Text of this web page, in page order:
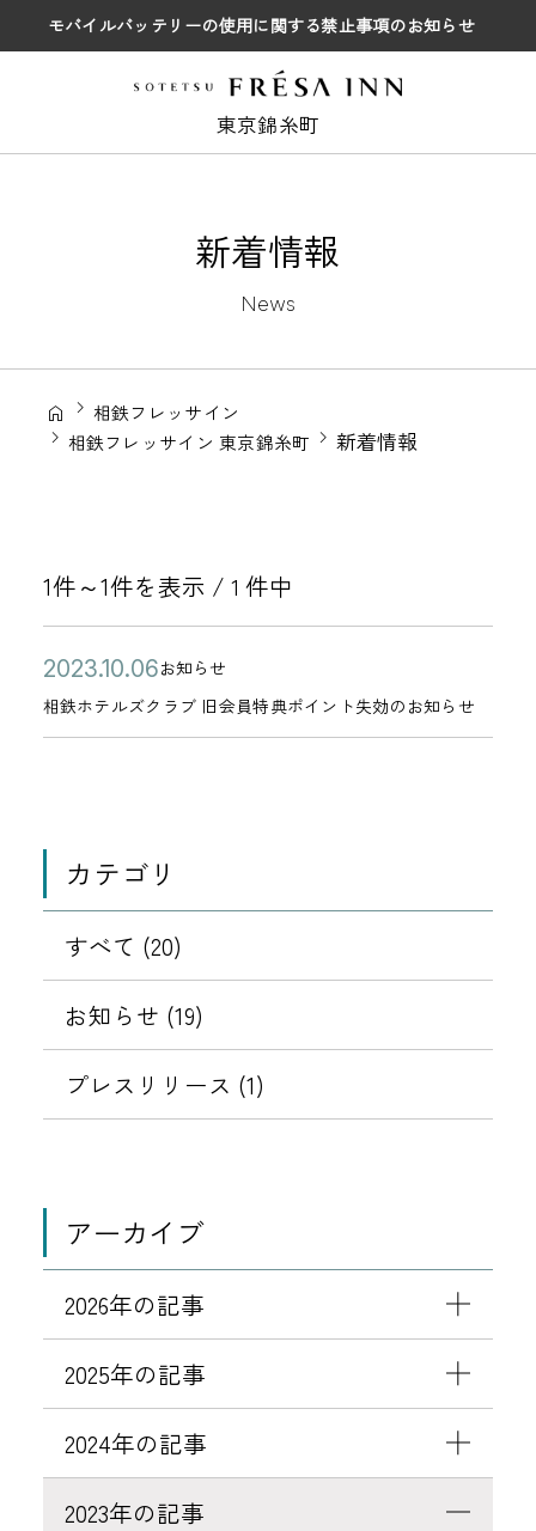
モバイルバッテリーの使用に関する禁止事項のお知らせ
東京錦糸町
新着情報
News
相鉄フレッサイン
相鉄フレッサイン 東京錦糸町
新着情報
1件～1件を表示 / 1 件中
相鉄ホテルズクラブ 旧会員特典ポイント失効のお知らせ
公
開
日
2
0
2
月
6
カ
テ
お知らせ
相
鉄
ホ
ズ
ラ
ブ
旧
員
典
ト
失
効
の
お
知
ら
せ
カテゴリ
すべて (20)
お知らせ (19)
プレスリリース (1)
アーカイブ
2026年の記事
2025年の記事
2024年の記事
2023年の記事